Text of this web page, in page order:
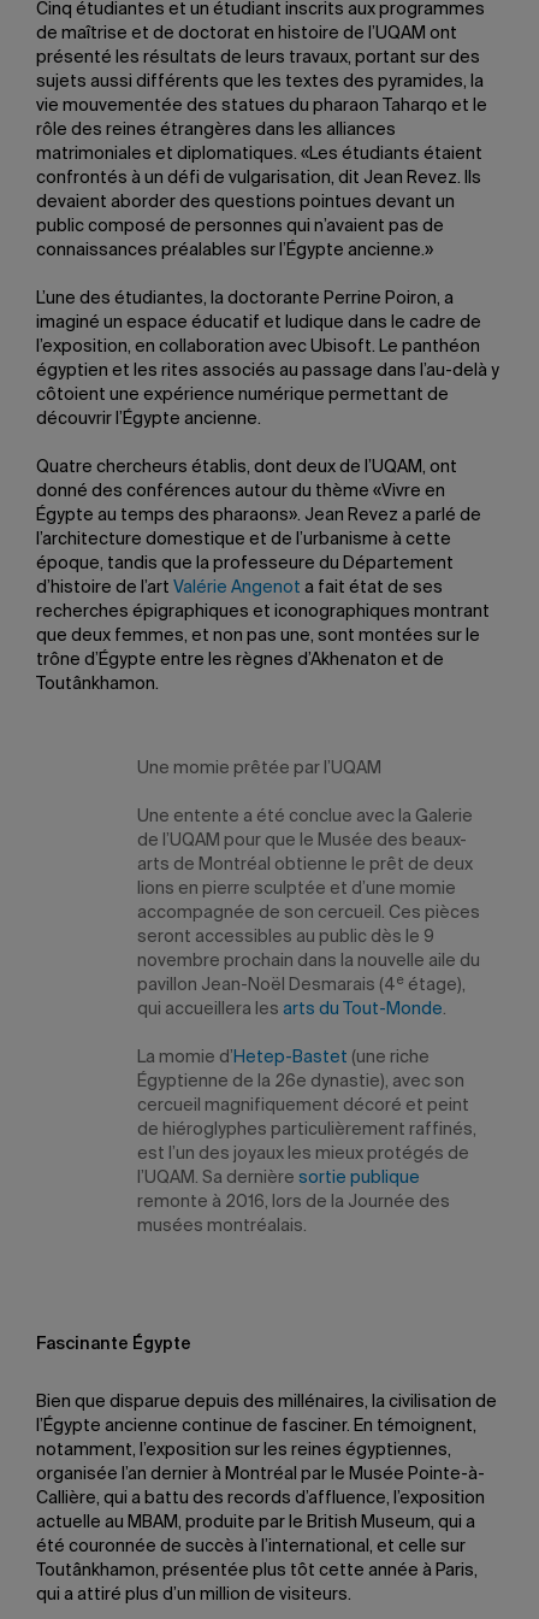
Cinq étudiantes et un étudiant inscrits aux programmes
de maîtrise et de doctorat en histoire de l’UQAM ont
présenté les résultats de leurs travaux, portant sur des
sujets aussi différents que les textes des pyramides, la
vie mouvementée des statues du pharaon Taharqo et le
rôle des reines étrangères dans les alliances
matrimoniales et diplomatiques. «Les étudiants étaient
confrontés à un défi de vulgarisation, dit Jean Revez. Ils
devaient aborder des questions pointues devant un
public composé de personnes qui n’avaient pas de
connaissances préalables sur l’Égypte ancienne.»
L’une des étudiantes, la doctorante Perrine Poiron, a
imaginé un espace éducatif et ludique dans le cadre de
l’exposition, en collaboration avec Ubisoft. Le panthéon
égyptien et les rites associés au passage dans l’au-delà y
côtoient une expérience numérique permettant de
découvrir l’Égypte ancienne.
Quatre chercheurs établis, dont deux de l’UQAM, ont
donné des conférences autour du thème «Vivre en
Égypte au temps des pharaons». Jean Revez a parlé de
l’architecture domestique et de l’urbanisme à cette
époque, tandis que la professeure du Département
d’histoire de l’art Valérie Angenot a fait état de ses
recherches épigraphiques et iconographiques montrant
que deux femmes, et non pas une, sont montées sur le
trône d’Égypte entre les règnes d’Akhenaton et de
Toutânkhamon.
Une momie prêtée par l’UQAM
Une entente a été conclue avec la Galerie
de l’UQAM pour que le Musée des beaux-
arts de Montréal obtienne le prêt de deux
lions en pierre sculptée et d’une momie
accompagnée de son cercueil. Ces pièces
seront accessibles au public dès le 9
novembre prochain dans la nouvelle aile du
pavillon Jean-Noël Desmarais (4 eétage),
qui accueillera les arts du Tout-Monde.
La momie d’ Hetep-Bastet (une riche
Égyptienne de la 26e dynastie), avec son
cercueil magnifiquement décoré et peint
de hiéroglyphes particulièrement raffinés,
est l’un des joyaux les mieux protégés de
l’UQAM. Sa dernière sortie publique
remonte à 2016, lors de la Journée des
musées montréalais.
Fascinante Égypte
Bien que disparue depuis des millénaires, la civilisation de
l’Égypte ancienne continue de fasciner. En témoignent,
notamment, l’exposition sur les reines égyptiennes,
organisée l’an dernier à Montréal par le Musée Pointe-à-
Callière, qui a battu des records d’affluence, l’exposition
actuelle au MBAM, produite par le British Museum, qui a
été couronnée de succès à l’international, et celle sur
Toutânkhamon, présentée plus tôt cette année à Paris,
qui a attiré plus d’un million de visiteurs.